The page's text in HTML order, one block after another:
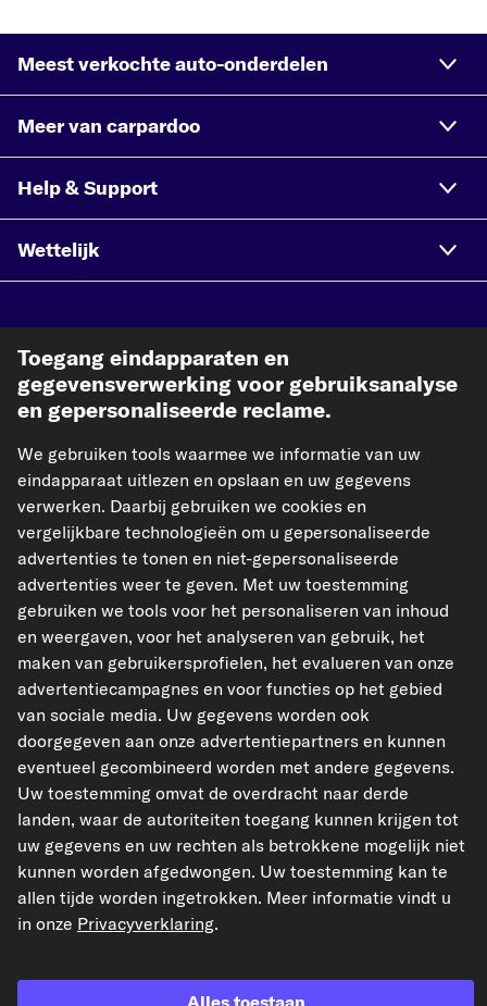
Meest verkochte auto-onderdelen
Meer van carpardoo
Help & Support
Wettelijk
Geaccepteerde betaalmethodes
Betaling vooraf
Onze verzendpartner
kfzteile24.de kfzteile24.at
carpardoo.fr
carpardoo.dk
De hier gepresenteerde gegevens, met name de volledige database, mogen niet
worden gereproduceerd. Het is ten strengste verboden de gegevens en de
database te reproduceren en te verspreiden zonder voorafgaande toestemming
van TecAlliance en/of derden bij dergelijke activiteiten te betrekken. Elk
ongeoorloofd gebruik van de inhoud vormt een inbreuk op het auteursrecht en
kan leiden tot juridische stappen.
Contract herroepen
© 2026 kfzteile24 GmbH - Alle rechten voorbehouden.
Toegang eindapparaten en
gegevensverwerking voor gebruiksanalyse
en gepersonaliseerde reclame.
We gebruiken tools waarmee we informatie van uw
eindapparaat uitlezen en opslaan en uw gegevens
verwerken. Daarbij gebruiken we cookies en
vergelijkbare technologieën om u gepersonaliseerde
advertenties te tonen en niet-gepersonaliseerde
advertenties weer te geven. Met uw toestemming
gebruiken we tools voor het personaliseren van inhoud
en weergaven, voor het analyseren van gebruik, het
maken van gebruikersprofielen, het evalueren van onze
advertentiecampagnes en voor functies op het gebied
van sociale media. Uw gegevens worden ook
doorgegeven aan onze advertentiepartners en kunnen
eventueel gecombineerd worden met andere gegevens.
Uw toestemming omvat de overdracht naar derde
landen, waar de autoriteiten toegang kunnen krijgen tot
uw gegevens en uw rechten als betrokkene mogelijk niet
kunnen worden afgedwongen. Uw toestemming kan te
allen tijde worden ingetrokken. Meer informatie vindt u
in onze Privacyverklaring.
Alles toestaan